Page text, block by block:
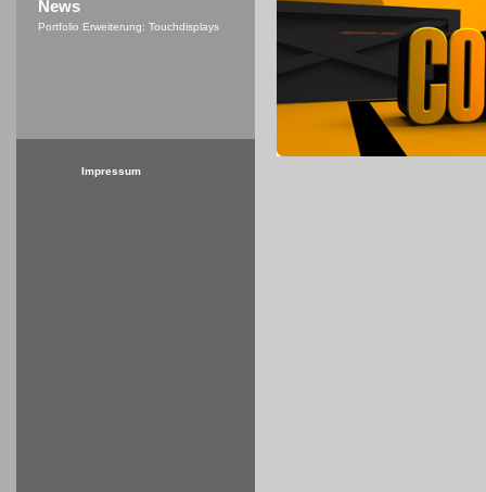
News
Portfolio Erweiterung: Touchdisplays
Impressum